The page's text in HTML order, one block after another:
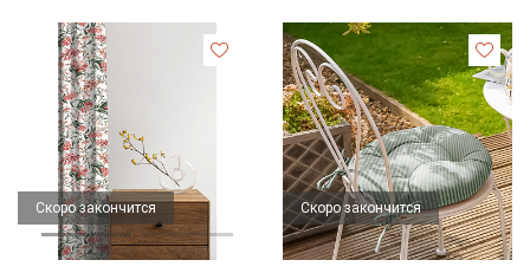
Скоро закончится Скоро закончится